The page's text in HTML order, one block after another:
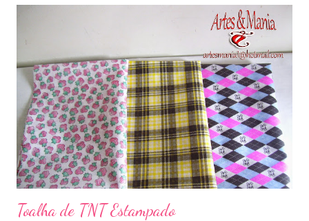
Toalha de TNT Estampado